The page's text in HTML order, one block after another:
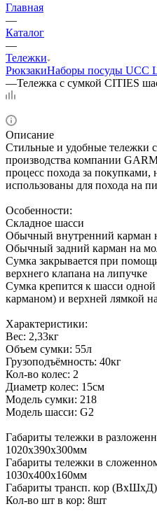
Главная
—
Каталог
—
Тележки
РюкзакиНаборы посуды UCC
—Тележка с сумкой CITIES
Описание
Стильные и удобные тележки
производства компании
процесс похода за покупками,
использованы для похода на
Особенности:
Складное шасси
Обычный внутренний карман
Обычный задний карман на
Сумка закрывается при
верхнего клапана на липучке
Сумка крепится к шасси
карманом) и верхней лямкой
Характеристики:
Вес: 2,33кг
Объем сумки: 55л
Грузоподъёмность: 40кг
Кол-во колес: 2
Диаметр колес: 15см
Модель сумки: 218
Модель шасси: G2
Габариты тележки в
1020х390х300мм
Габариты тележки в
1030х400х160мм
Габариты трансп. кор
Кол-во шт в кор: 8шт